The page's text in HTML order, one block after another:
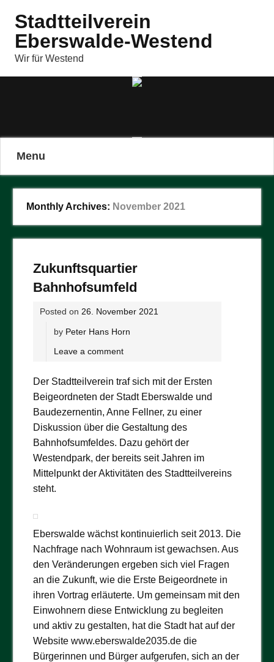
Stadtteilverein
Eberswalde-Westend
Wir für Westend
Menu
Monthly Archives: November 2021
Zukunftsquartier
Bahnhofsumfeld
Posted on 26. November 2021
by Peter Hans Horn
Leave a comment
Der Stadtteilverein traf sich mit der Ersten
Beigeordneten der Stadt Eberswalde und
Baudezernentin, Anne Fellner, zu einer
Diskussion über die Gestaltung des
Bahnhofsumfeldes. Dazu gehört der
Westendpark, der bereits seit Jahren im
Mittelpunkt der Aktivitäten des Stadtteilvereins
steht.
Eberswalde wächst kontinuierlich seit 2013. Die
Nachfrage nach Wohnraum ist gewachsen. Aus
den Veränderungen ergeben sich viel Fragen
an die Zukunft, wie die Erste Beigeordnete in
ihren Vortrag erläuterte. Um gemeinsam mit den
Einwohnern diese Entwicklung zu begleiten
und aktiv zu gestalten, hat die Stadt hat auf der
Website www.eberswalde2035.de die
Bürgerinnen und Bürger aufgerufen, sich an der